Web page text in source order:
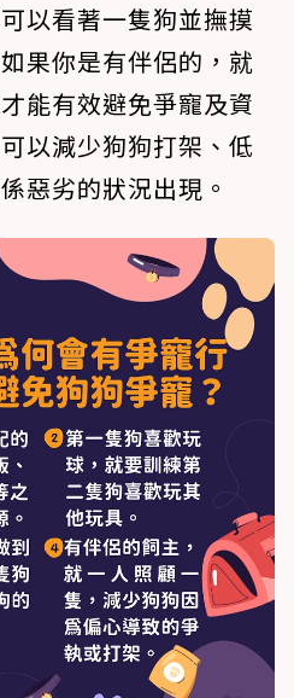
以看著一隻狗並撫摸
果你是有伴侶的，就
能有效避免爭寵及資
以減少狗狗打架、低
惡劣的狀況出現。